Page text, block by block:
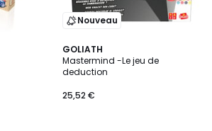
Nouveau
GOLIATH
Mastermind -Le jeu de
deduction
25,52 €